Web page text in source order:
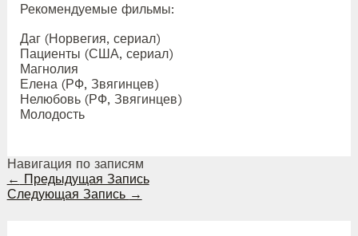
Рекомендуемые фильмы:
Даг (Норвегия, сериал)
Пациенты (США, сериал)
Магнолия
Елена (РФ, Звягинцев)
Нелюбовь (РФ, Звягинцев)
Молодость
Навигация по записям
← Предыдущая Запись
Следующая Запись →